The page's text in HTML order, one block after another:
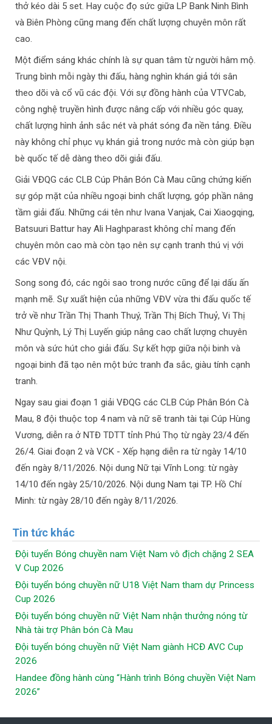
thở kéo dài 5 set. Hay cuộc đọ sức giữa LP Bank Ninh Bình
và Biên Phòng cũng mang đến chất lượng chuyên môn rất
cao.
Một điểm sáng khác chính là sự quan tâm từ người hâm mộ.
Trung bình mỗi ngày thi đấu, hàng nghìn khán giả tới sân
theo dõi và cổ vũ các đội. Với sự đồng hành của VTVCab,
công nghệ truyền hình được nâng cấp với nhiều góc quay,
chất lượng hình ảnh sắc nét và phát sóng đa nền tảng. Điều
này không chỉ phục vụ khán giả trong nước mà còn giúp bạn
bè quốc tế dễ dàng theo dõi giải đấu.
Giải VĐQG các CLB Cúp Phân Bón Cà Mau cũng chứng kiến
sự góp mặt của nhiều ngoại binh chất lượng, góp phần nâng
tầm giải đấu. Những cái tên như Ivana Vanjak, Cai Xiaogqing,
Batsuuri Battur hay Ali Haghparast không chỉ mang đến
chuyên môn cao mà còn tạo nên sự cạnh tranh thú vị với
các VĐV nội.
Song song đó, các ngôi sao trong nước cũng để lại dấu ấn
mạnh mẽ. Sự xuất hiện của những VĐV vừa thi đấu quốc tế
trở về như Trần Thị Thanh Thuý, Trần Thị Bích Thuỷ, Vi Thị
Như Quỳnh, Lý Thị Luyến giúp nâng cao chất lượng chuyên
môn và sức hút cho giải đấu. Sự kết hợp giữa nội binh và
ngoại binh đã tạo nên một bức tranh đa sắc, giàu tính cạnh
tranh.
Ngay sau giai đoạn 1 giải VĐQG các CLB Cúp Phân Bón Cà
Mau, 8 đội thuộc top 4 nam và nữ sẽ tranh tài tại Cúp Hùng
Vương, diễn ra ở NTĐ TDTT tỉnh Phú Thọ từ ngày 23/4 đến
26/4. Giai đoạn 2 và VCK - Xếp hạng diễn ra từ ngày 14/10
đến ngày 8/11/2026. Nội dung Nữ tại Vĩnh Long: từ ngày
14/10 đến ngày 25/10/2026. Nội dung Nam tại TP. Hồ Chí
Minh: từ ngày 28/10 đến ngày 8/11/2026.
Tin tức khác
Đội tuyển Bóng chuyền nam Việt Nam vô địch chặng 2 SEA
V Cup 2026
Đội tuyển bóng chuyền nữ U18 Việt Nam tham dự Princess
Cup 2026
Đội tuyển bóng chuyền nữ Việt Nam nhận thưởng nóng từ
Nhà tài trợ Phân bón Cà Mau
Đội tuyển bóng chuyền nữ Việt Nam giành HCĐ AVC Cup
2026
Handee đồng hành cùng “Hành trình Bóng chuyền Việt Nam
2026”